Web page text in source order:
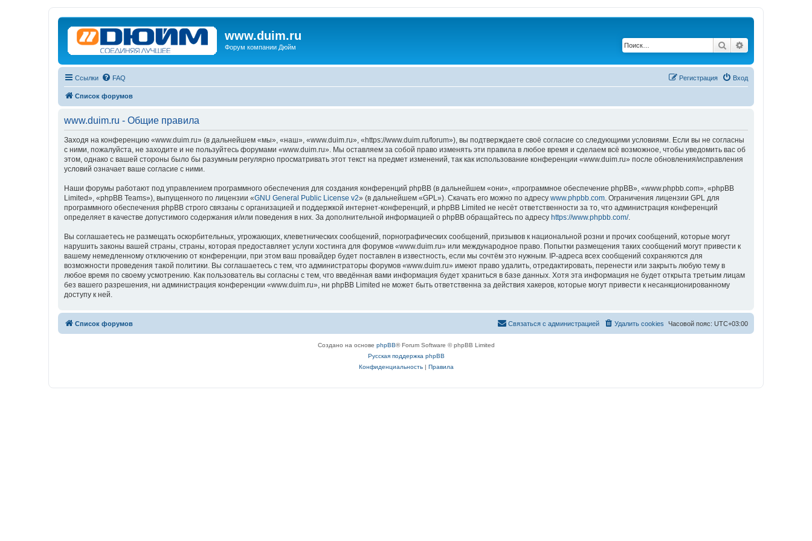
www.duim.ru
Форум компании Дюйм Поиск
Ссылки FAQ Вход
Регистрация
Список форумов
www.duim.ru - Общие правила
Заходя на конференцию «www.duim.ru» (в дальнейшем «мы», «наш», «www.duim.ru», «https://www.duim.ru/forum»), вы подтверждаете своё согласие со следующими условиями. Если вы не согласны
с ними, пожалуйста, не заходите и не пользуйтесь форумами «www.duim.ru». Мы оставляем за собой право изменять эти правила в любое время и сделаем всё возможное, чтобы уведомить вас об
этом, однако с вашей стороны было бы разумным регулярно просматривать этот текст на предмет изменений, так как использование конференции «www.duim.ru» после обновления/исправления
условий означает ваше согласие с ними.
Наши форумы работают под управлением программного обеспечения для создания конференций phpBB (в дальнейшем «они», «программное обеспечение phpBB», «www.phpbb.com», «phpBB
Limited», «phpBB Teams»), выпущенного по лицензии «GNU General Public License v2» (в дальнейшем «GPL»). Скачать его можно по адресу www.phpbb.com . Ограничения лицензии GPL для
программного обеспечения phpBB строго связаны с организацией и поддержкой интернет-конференций, и phpBB Limited не несёт ответственности за то, что администрация конференций
определяет в качестве допустимого содержания и/или поведения в них. За дополнительной информацией о phpBB обращайтесь по адресу https://www.phpbb.com/.
Вы соглашаетесь не размещать оскорбительных, угрожающих, клеветнических сообщений, порнографических сообщений, призывов к национальной розни и прочих сообщений, которые могут
нарушить законы вашей страны, страны, которая предоставляет услуги хостинга для форумов «www.duim.ru» или международное право. Попытки размещения таких сообщений могут привести к
вашему немедленному отключению от конференции, при этом ваш провайдер будет поставлен в известность, если мы сочтём это нужным. IP-адреса всех сообщений сохраняются для
возможности проведения такой политики. Вы соглашаетесь с тем, что администраторы форумов «www.duim.ru» имеют право удалить, отредактировать, перенести или закрыть любую тему в
любое время по своему усмотрению. Как пользователь вы согласны с тем, что введённая вами информация будет храниться в базе данных. Хотя эта информация не будет открыта третьим лицам
без вашего разрешения, ни администрация конференции «www.duim.ru», ни phpBB Limited не может быть ответственна за действия хакеров, которые могут привести к несанкционированному
доступу к ней.
Список форумов Часовой пояс: UTC+03:00
Удалить cookies
Связаться с администрацией
Создано на основе phpBB® Forum Software © phpBB Limited
Русская поддержка phpBB
Конфиденциальность| Правила